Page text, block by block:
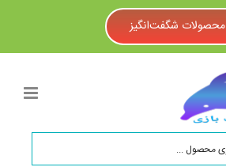
محصولات شگفت‌انگیز